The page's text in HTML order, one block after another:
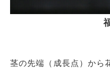
茎の先端（成長点）から